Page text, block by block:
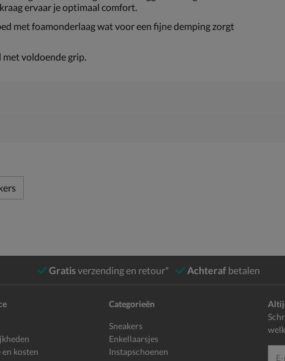
ervaar je optimaal comfort.
met foamonderlaag wat voor een fijne demping zorgt
voldoende grip.
Gratisverzending en retour* Achteraf betalen
kosten
Categorieën
Sneakers
Enkellaarsjes
Instapschoenen
E-